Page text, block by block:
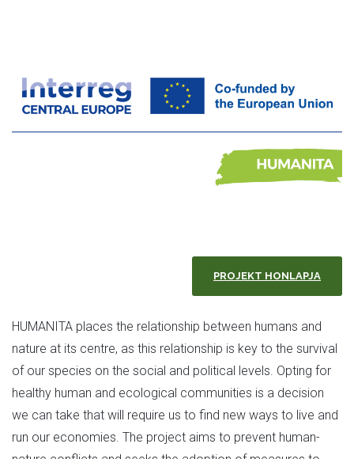
PROJEKT HONLAPJA
HUMANITA places the relationship between humans and
nature at its centre, as this relationship is key to the survival
of our species on the social and political levels. Opting for
healthy human and ecological communities is a decision
we can take that will require us to find new ways to live and
run our economies. The project aims to prevent human-